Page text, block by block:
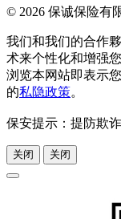
© 2026 保诚保险有
我们和我们的合作
术来个性化和增强
浏览本网站即表示
的私隐政策。
保安提示：提防欺
关闭 关闭